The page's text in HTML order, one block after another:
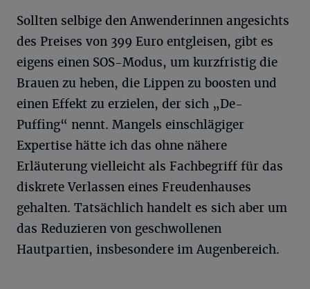
Sollten selbige den Anwenderinnen angesichts
des Preises von 399 Euro entgleisen, gibt es
eigens einen SOS-Modus, um kurzfristig die
Brauen zu heben, die Lippen zu boosten und
einen Effekt zu erzielen, der sich „De-
Puffing“ nennt. Mangels einschlägiger
Expertise hätte ich das ohne nähere
Erläuterung vielleicht als Fachbegriff für das
diskrete Verlassen eines Freudenhauses
gehalten. Tatsächlich handelt es sich aber um
das Reduzieren von geschwollenen
Hautpartien, insbesondere im Augenbereich.